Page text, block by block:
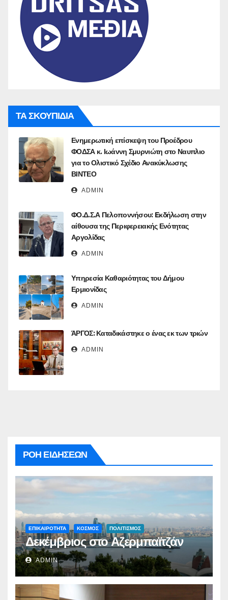
ΤΑ ΣΚΟΥΠΙΔΙΑ
Ενημερωτική επίσκεψη του Προέδρου
ΦΟΔΣΑ κ. Ιωάννη Σμυρνιώτη στο Ναυπλιο
για το Ολιστικό Σχέδιο Ανακύκλωσης
ΒΙΝΤΕΟ
ADMIN
ΦΟ.Δ.Σ.Α Πελοποννήσου: Eκδήλωση στην
αίθουσα της Περιφερειακής Ενότητας
Αργολίδας
ADMIN
Υπηρεσία Καθαριότητας του Δήμου
Ερμιονίδας
ADMIN
ΆΡΓΟΣ: Καταδικάστηκε ο ένας εκ των τριών
ADMIN
ΡΟΗ ΕΙΔΗΣΕΩΝ
ΕΠΙΚΑΙΡΟΤΗΤΑ ΚΟΣΜΟΣ ΠΟΛΙΤΙΣΜΟΣ
Δεκέμβριος στο Αζερμπαϊτζάν
ADMIN